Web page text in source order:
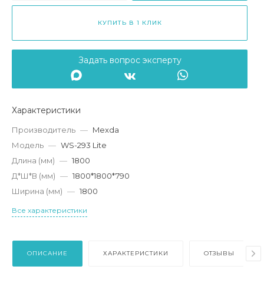
КУПИТЬ В 1 КЛИК
Задать вопрос эксперту
Характеристики
Производитель — Mexda
Модель — WS-293 Lite
Длина (мм) — 1800
Д*Ш*В (мм) — 1800*1800*790
Ширина (мм) — 1800
Все характеристики
ОПИСАНИЕ ХАРАКТЕРИСТИКИ ОТЗЫВЫ